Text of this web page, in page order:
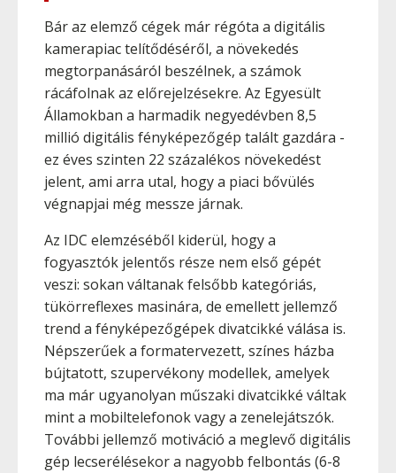
Bár az elemző cégek már régóta a digitális
kamerapiac telítődéséről, a növekedés
megtorpanásáról beszélnek, a számok
rácáfolnak az előrejelzésekre. Az Egyesült
Államokban a harmadik negyedévben 8,5
millió digitális fényképezőgép talált gazdára -
ez éves szinten 22 százalékos növekedést
jelent, ami arra utal, hogy a piaci bővülés
végnapjai még messze járnak.
Az IDC elemzéséből kiderül, hogy a
fogyasztók jelentős része nem első gépét
veszi: sokan váltanak felsőbb kategóriás,
tükörreflexes masinára, de emellett jellemző
trend a fényképezőgépek divatcikké válása is.
Népszerűek a formatervezett, színes házba
bújtatott, szupervékony modellek, amelyek
ma már ugyanolyan műszaki divatcikké váltak
mint a mobiltelefonok vagy a zenelejátszók.
További jellemző motiváció a meglevő digitális
gép lecserélésekor a nagyobb felbontás (6-8